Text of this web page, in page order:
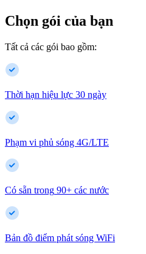
Chọn gói của bạn
Tất cả các gói bao gồm:
Thời hạn hiệu lực 30 ngày
Phạm vi phủ sóng 4G/LTE
Có sẵn trong 90+ các nước
Bản đồ điểm phát sóng WiFi